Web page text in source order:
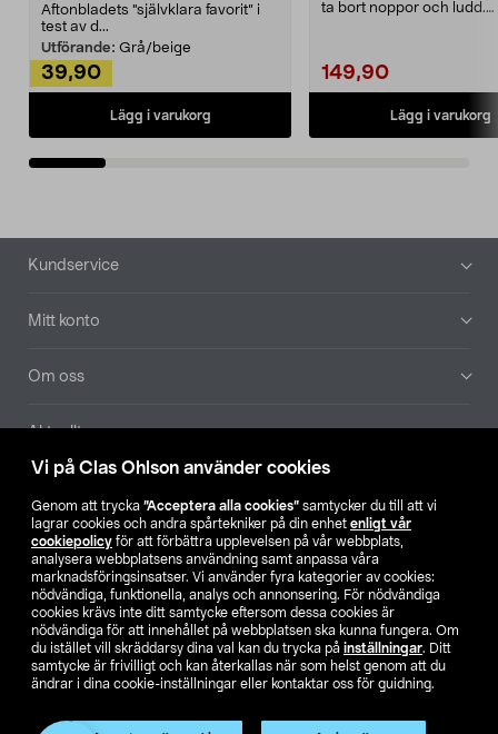
Vi på Clas Ohlson använder cookies
Genom att trycka ”Acceptera alla cookies” samtycker du till att vi
lagrar cookies och andra spårtekniker på din enhet enligt vår
cookiepolicy för att förbättra upplevelsen på vår webbplats,
analysera webbplatsens användning samt anpassa våra
marknadsföringsinsatser. Vi använder fyra kategorier av cookies:
nödvändiga, funktionella, analys och annonsering. För nödvändiga
cookies krävs inte ditt samtycke eftersom dessa cookies är
nödvändiga för att innehållet på webbplatsen ska kunna fungera. Om
du istället vill skräddarsy dina val kan du trycka på inställningar. Ditt
samtycke är frivilligt och kan återkallas när som helst genom att du
ändrar i dina cookie-inställningar eller kontaktar oss för guidning.
Aftonbladets "självklara favorit” i
test av d...
Utförande: Grå/beige
39,90
Lägg i varukorg
ta bort noppor och ludd.
149,90
Lägg i varukorg
Sidfot
Kundservice
Mitt konto
Om oss
Aktuellt
Hitta butik
SE NO FI